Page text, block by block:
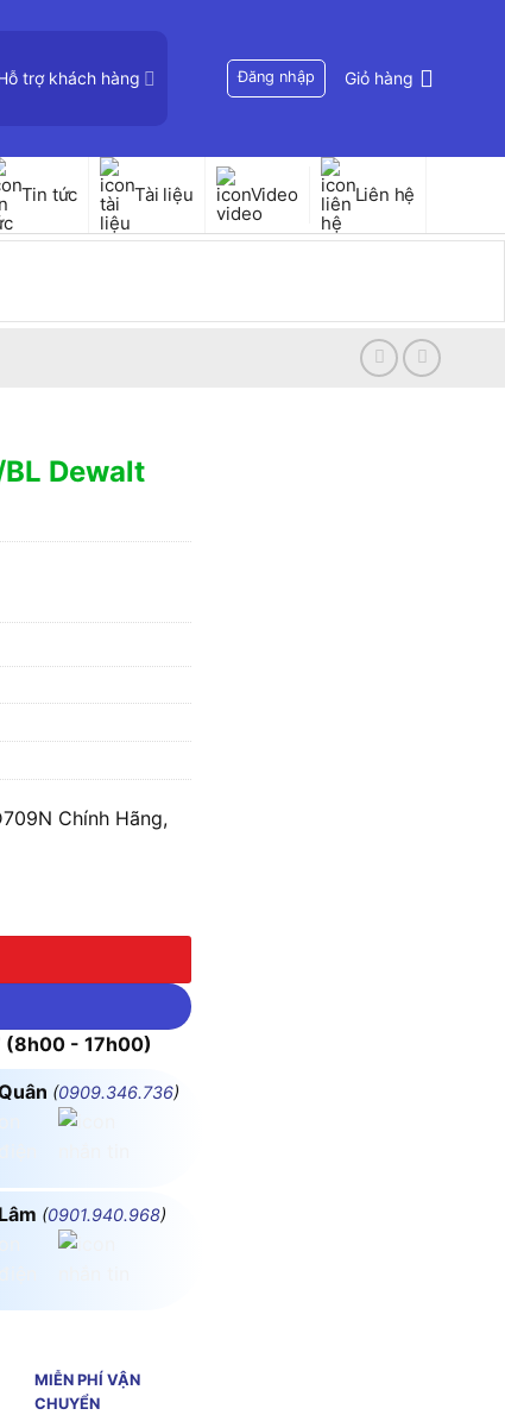
trợ khách hàng Đăng nhập Giỏ hàng
Tin tức Tài liệu Video Liên hệ
Dewalt
Chính Hãng,
lượng
(8h00 - 17h00)
(0909.346.736)
(0901.940.968)
MIỄN PHÍ VẬN
CHUYỂN